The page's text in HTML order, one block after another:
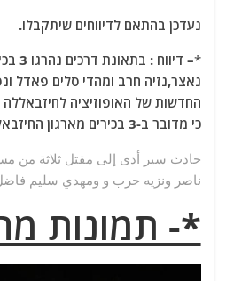
נעדכן בהתאם לדיווחים שיתקבלו.
*
–
נאצר,נזיה חרב ומהדי סלים פאדל
החדשות של האופוזיציה לחיזבאללה –
כי מדובר ב-3 בכירים מארגון החיזבאללה .
حادث سير أدى إلى مقتل ثلاثة من
ناصر ونزيه حرب و ومهدي سليم
*- תמונות